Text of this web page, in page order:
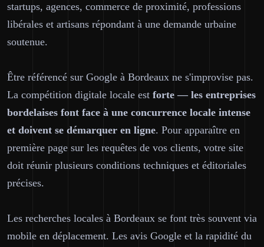
startups, agences, commerce de proximité, professions
libérales et artisans répondant à une demande urbaine
soutenue.
Être référencé sur Google à Bordeaux ne s'improvise pas.
La compétition digitale locale est forte — les entreprises
bordelaises font face à une concurrence locale intense
et doivent se démarquer en ligne. Pour apparaître en
première page sur les requêtes de vos clients, votre site
doit réunir plusieurs conditions techniques et éditoriales
précises.
Les recherches locales à Bordeaux se font très souvent via
mobile en déplacement. Les avis Google et la rapidité du